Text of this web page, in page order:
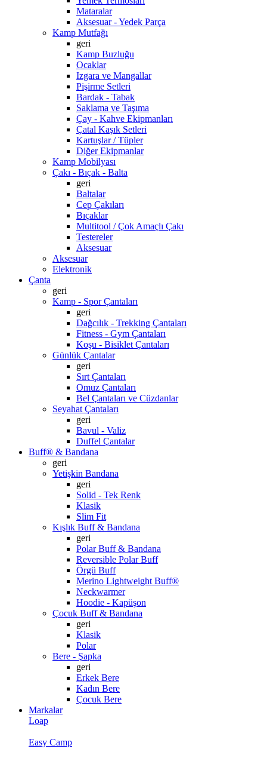
Mataralar
Aksesuar - Yedek Parça
Kamp Mutfağı
geri
Kamp Buzluğu
Ocaklar
Izgara ve Mangallar
Pişirme Setleri
Bardak - Tabak
Saklama ve Taşıma
Çay - Kahve Ekipmanları
Çatal Kaşık Setleri
Kartuşlar / Tüpler
Diğer Ekipmanlar
Kamp Mobilyası
Çakı - Bıçak - Balta
geri
Baltalar
Cep Çakıları
Bıçaklar
Multitool / Çok Amaçlı Çakı
Testereler
Aksesuar
Aksesuar
Elektronik
Çanta
geri
Kamp - Spor Çantaları
geri
Dağcılık - Trekking Çantaları
Fitness - Gym Çantaları
Koşu - Bisiklet Çantaları
Günlük Çantalar
geri
Sırt Çantaları
Omuz Çantaları
Bel Çantaları ve Cüzdanlar
Seyahat Çantaları
geri
Bavul - Valiz
Duffel Çantalar
Buff® & Bandana
geri
Yetişkin Bandana
geri
Solid - Tek Renk
Klasik
Slim Fit
Kışlık Buff & Bandana
geri
Polar Buff & Bandana
Reversible Polar Buff
Örgü Buff
Merino Lightweight Buff®
Neckwarmer
Hoodie - Kapüşon
Çocuk Buff & Bandana
geri
Klasik
Polar
Bere - Şapka
geri
Erkek Bere
Kadın Bere
Çocuk Bere
Markalar
Loap
Easy Camp